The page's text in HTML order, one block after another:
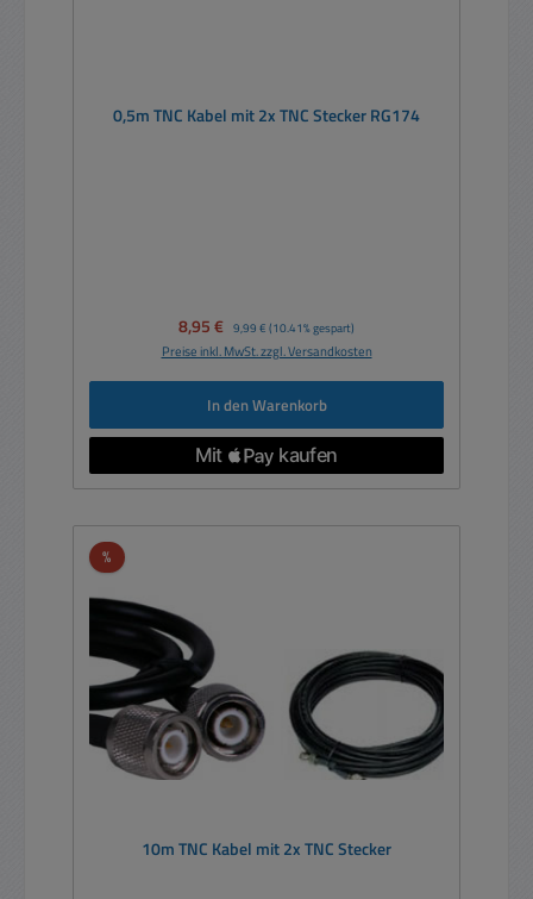
0,5m TNC Kabel mit 2x TNC Stecker RG174
Verkaufspreis:
8,95 € Regulärer Preis:
9,99 € (10.41% gespart)
Preise inkl. MwSt. zzgl. Versandkosten
In den Warenkorb
%Rabatt
10m TNC Kabel mit 2x TNC Stecker